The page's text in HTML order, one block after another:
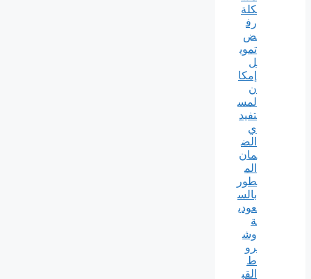
كلة
رف
ض
تموي
ل
إمكا
ن
لمس
تفيد
ي
الض
مان
الم
طور
بالس
عودي
ة
وش
رو
ط
القب